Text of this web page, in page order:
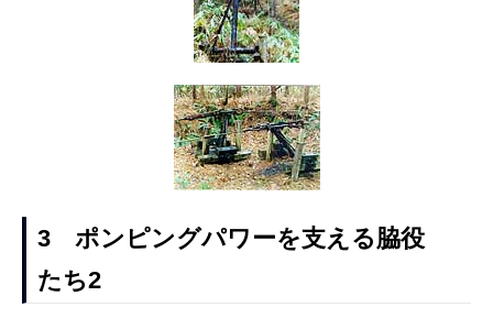
3 ポンピングパワーを支える脇役
たち2